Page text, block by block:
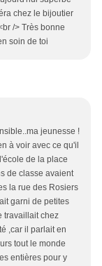
chez le bijoutier
/> Très bonne
soin de toi
jeunesse !
à voir avec ce qu'il
de la place
de classe avaient
la rue des Rosiers
garni de petites
travaillait chez
,car il parlait en
tout le monde
entières pour y